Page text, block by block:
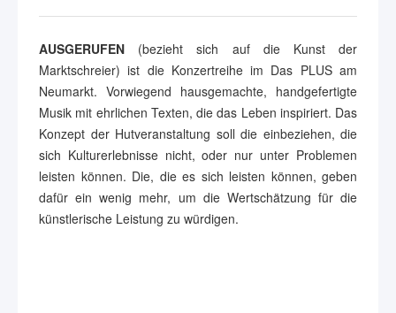
AUSGERUFEN (bezieht sich auf die Kunst der
Marktschreier) ist die Konzertreihe im Das PLUS am
Neumarkt. Vorwiegend hausgemachte, handgefertigte
Musik mit ehrlichen Texten, die das Leben inspiriert. Das
Konzept der Hutveranstaltung soll die einbeziehen, die
sich Kulturerlebnisse nicht, oder nur unter Problemen
leisten können. Die, die es sich leisten können, geben
dafür ein wenig mehr, um die Wertschätzung für die
künstlerische Leistung zu würdigen.